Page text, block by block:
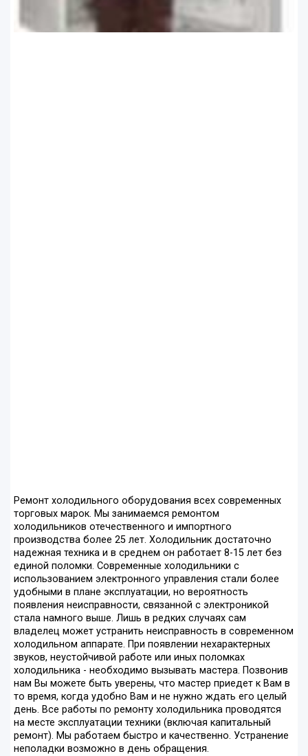
Ремонт холодильного оборудования всех современных
торговых марок. Мы занимаемся ремонтом
холодильников отечественного и импортного
производства более 25 лет. Холодильник достаточно
надежная техника и в среднем он работает 8-15 лет без
единой поломки. Современные холодильники с
использованием электронного управления стали более
удобными в плане эксплуатации, но вероятность
появления неисправности, связанной с электроникой
стала намного выше. Лишь в редких случаях сам
владелец может устранить неисправность в современном
холодильном аппарате. При появлении нехарактерных
звуков, неустойчивой работе или иных поломках
холодильника - необходимо вызывать мастера. Позвонив
нам Вы можете быть уверены, что мастер приедет к Вам в
то время, когда удобно Вам и не нужно ждать его целый
день. Все работы по ремонту холодильника проводятся
на месте эксплуатации техники (включая капитальный
ремонт). Мы работаем быстро и качественно. Устранение
неполадки возможно в день обращения.